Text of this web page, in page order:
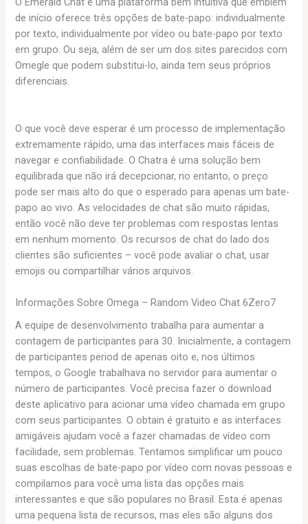
de início oferece três opções de bate-papo: individualmente
por texto, individualmente por vídeo ou bate-papo por texto
em grupo. Ou seja, além de ser um dos sites parecidos com
Omegle que podem substitui-lo, ainda tem seus próprios
diferenciais.
O que você deve esperar é um processo de implementação
extremamente rápido, uma das interfaces mais fáceis de
navegar e confiabilidade. O Chatra é uma solução bem
equilibrada que não irá decepcionar, no entanto, o preço
pode ser mais alto do que o esperado para apenas um bate-
papo ao vivo. As velocidades de chat são muito rápidas,
então você não deve ter problemas com respostas lentas
em nenhum momento. Os recursos de chat do lado dos
clientes são suficientes – você pode avaliar o chat, usar
emojis ou compartilhar vários arquivos.
Informações Sobre Omega – Random Video Chat 6Zero7
A equipe de desenvolvimento trabalha para aumentar a
contagem de participantes para 30. Inicialmente, a contagem
de participantes period de apenas oito e, nos últimos
tempos, o Google trabalhava no servidor para aumentar o
número de participantes. Você precisa fazer o download
deste aplicativo para acionar uma vídeo chamada em grupo
com seus participantes. O obtain é gratuito e as interfaces
amigáveis ajudam você a fazer chamadas de vídeo com
facilidade, sem problemas. Tentamos simplificar um pouco
suas escolhas de bate-papo por vídeo com novas pessoas e
compilamos para você uma lista das opções mais
interessantes e que são populares no Brasil. Esta é apenas
uma pequena lista de recursos, mas eles são alguns dos